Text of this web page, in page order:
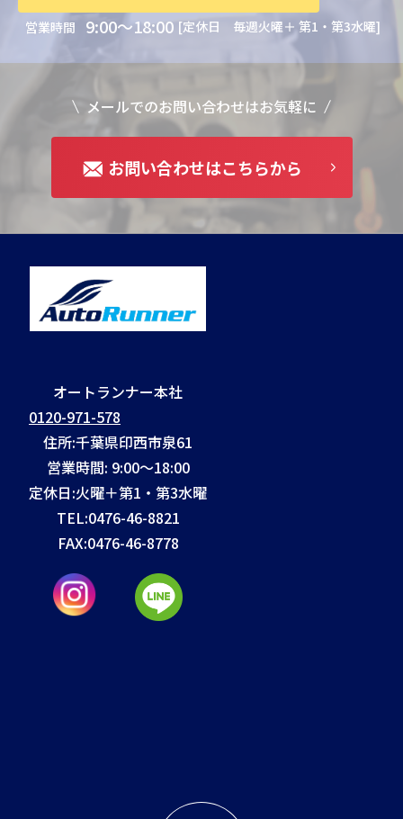
営業時間 9:00～18:00 [定休日 毎週火曜＋ 第1・第3水曜]
メールでのお問い合わせはお気軽に
お問い合わせはこちらから
オートランナー本社
0120-971-578
住所:千葉県印西市泉61
営業時間: 9:00～18:00
定休日:火曜＋第1・第3水曜
TEL:0476-46-8821
FAX:0476-46-8778